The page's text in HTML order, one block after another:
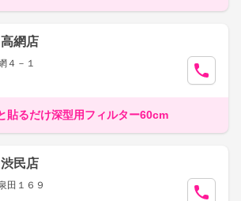
網店
４－１
貼るだけ深型用フィルター60cm
民店
田１６９